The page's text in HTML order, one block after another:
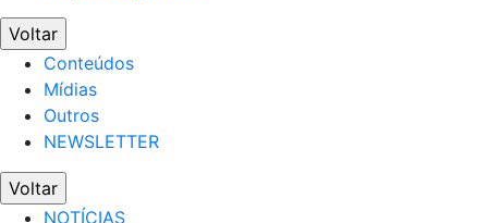
Voltar
Conteúdos
Mídias
Outros
NEWSLETTER
Voltar
NOTÍCIAS